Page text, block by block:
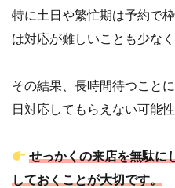
特に土日や繁忙期は予約で
は対応が難しいことも少なく
その結果、長時間待つこと
日対応してもらえない可能
せっかくの来店を無駄に
しておくことが大切です。